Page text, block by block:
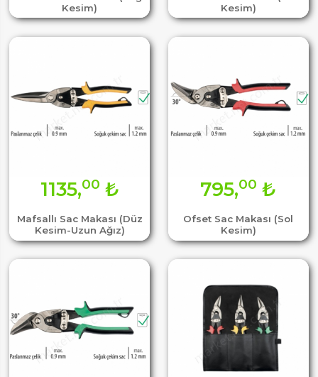
Kesim)
Kesim)
Mafsallı Sac Makası (Düz
Kesim-Uzun Ağız)
1135,00 ₺
Ofset Sac Makası (Sol
Kesim)
795,00 ₺